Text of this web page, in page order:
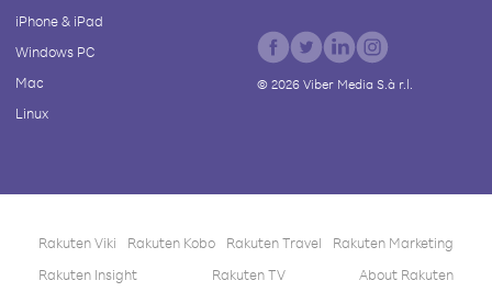
iPhone & iPad
Windows PC
Mac
Linux
© 2026Viber Media S.à r.l.
Rakuten Viki Rakuten Kobo Rakuten Travel
Rakuten Marketing
Rakuten Insight
Rakuten TV About Rakuten